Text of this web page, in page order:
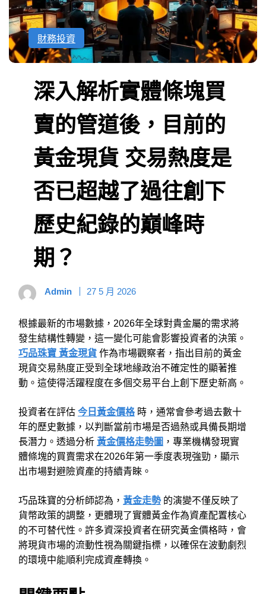
財務投資
深入解析實體條塊買
賣的管道後，目前的
黃金現貨 交易熱度是
否已超越了過往創下
歷史紀錄的巔峰時
期？
Admin 27 5 月 2026
根據最新的市場數據，2026年全球對貴金屬的需求將
發生結構性轉變，這一變化可能會影響投資者的決策。
巧品珠寶 黃金現貨 作為市場觀察者，指出目前的黃金
現貨交易熱度正受到全球地緣政治不確定性的顯著推
動。這使得活躍程度在多個交易平台上創下歷史新高。
投資者在評估 今日黃金價格時，通常會參考過去數十
年的歷史數據，以判斷當前市場是否過熱或具備長期增
長潛力。透過分析 黃金價格走勢圖 ，專業機構發現實
體條塊的買賣需求在2026年第一季度表現強勁，顯示
出市場對避險資產的持續青睞。
巧品珠寶的分析師認為， 黃金走勢的演變不僅反映了
貨幣政策的調整，更體現了實體黃金作為資產配置核心
的不可替代性。許多資深投資者在研究黃金價格時，會
將現貨市場的流動性視為關鍵指標，以確保在波動劇烈
的環境中能順利完成資產轉換。